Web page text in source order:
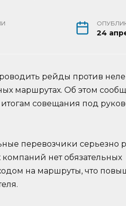
24
рейды против
маршрутах. Об этом
совещания под
перевозчики серьезно
нет обязательных
на маршруты, что